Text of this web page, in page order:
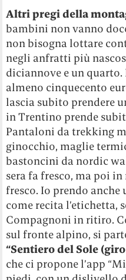
Altri pregi della
bambini non vanno
non bisogna lottare
negli anfratti più
diciannove e un
almeno cinquecento
lascia subito prendere
in Trentino prende
Pantaloni da trekking
ginocchio, maglie
bastoncini da nordic
sera fa fresco, ma poi
fresco. Io prendo anche
come recita l’etichetta,
Compagnoni in ritiro.
sul fronte alpino, si
“Sentiero del Sole
che ci propone l’app